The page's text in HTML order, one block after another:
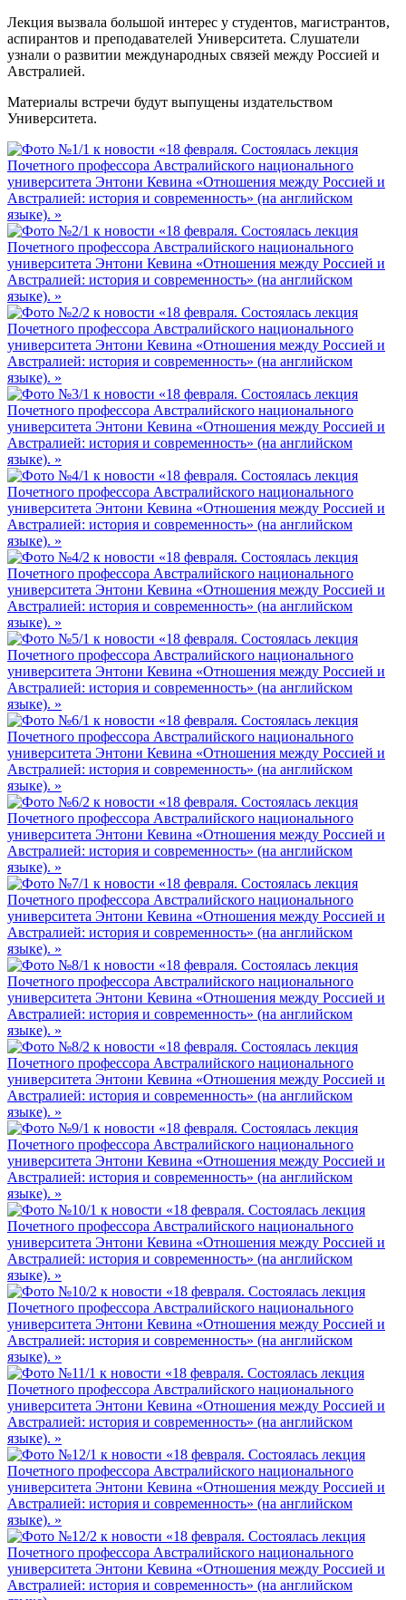
Лекция вызвала большой интерес у студентов, магистрантов,
аспирантов и преподавателей Университета. Слушатели
узнали о развитии международных связей между Россией и
Австралией.
Материалы встречи будут выпущены издательством
Университета.